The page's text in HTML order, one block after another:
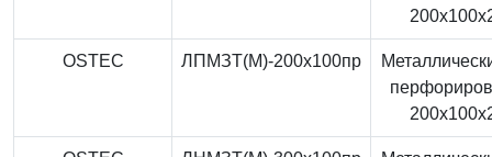
OSTEC ЛПМЗТ(М)-200x100пр